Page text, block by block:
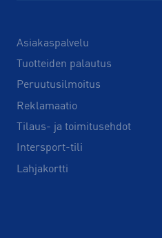
Asiakaspalvelu
Tuotteiden palautus
Peruutusilmoitus
Reklamaatio
Tilaus- ja toimitusehdot
Intersport-tili
Lahjakortti